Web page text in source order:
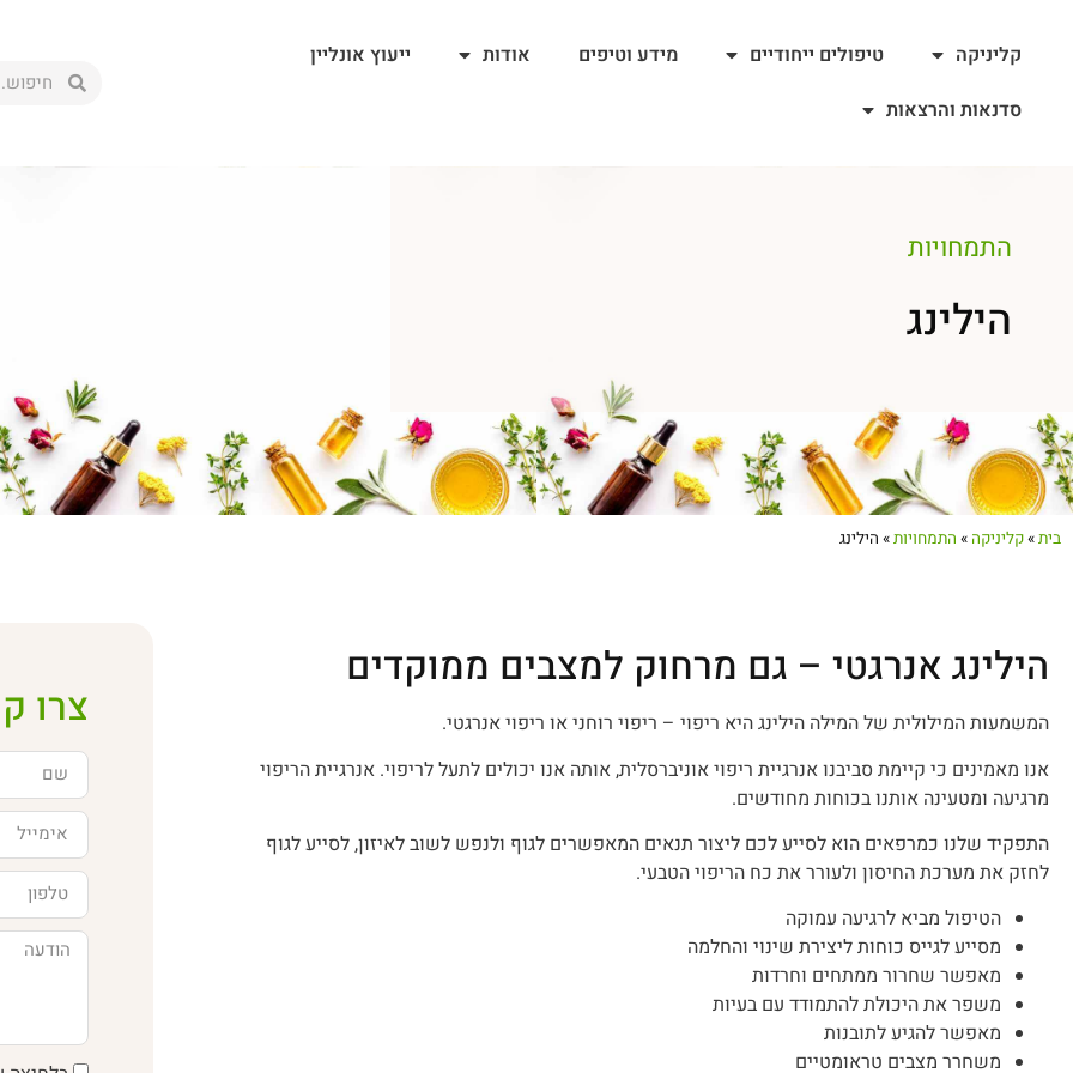
קליניקה טיפולים ייחודיים מידע וטיפים אודות
ייעוץ אונליין
סדנאות והרצאות
התמחויות
הילינג
בית»קליניקה » התמחויות» הילינג
הילינג אנרגטי – גם מרחוק למצבים ממוקדים
המשמעות המילולית של המילה הילינג היא ריפוי – ריפוי רוחני או ריפוי אנרגטי.
אנו מאמינים כי קיימת סביבנו אנרגיית ריפוי אוניברסלית, אותה אנו יכולים לתעל לריפוי. אנרגיית הריפוי
מרגיעה ומטעינה אותנו בכוחות מחודשים.
התפקיד שלנו כמרפאים הוא לסייע לכם ליצור תנאים המאפשרים לגוף ולנפש לשוב לאיזון, לסייע לגוף
לחזק את מערכת החיסון ולעורר את כח הריפוי הטבעי.
הטיפול מביא לרגיעה עמוקה
מסייע לגייס כוחות ליצירת שינוי והחלמה
מאפשר שחרור ממתחים וחרדות
משפר את היכולת להתמודד עם בעיות
מאפשר להגיע לתובנות
משחרר מצבים טראומטיים
צרו